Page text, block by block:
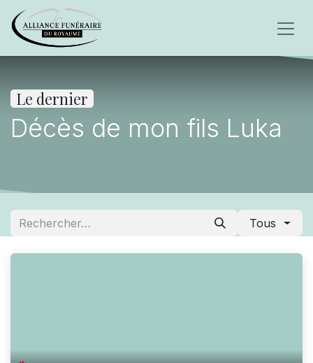
Le dernier
Décès de mon fils Luka
Tous